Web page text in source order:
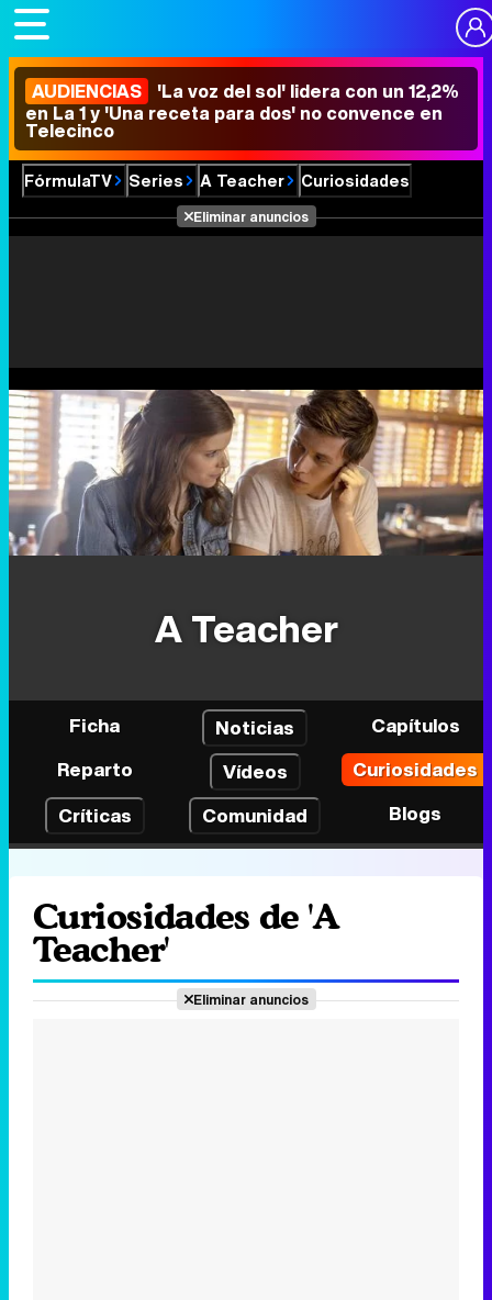
AUDIENCIAS 'La voz del sol' lidera con un 12,2%
en La 1 y 'Una receta para dos' no convence en
Telecinco
FórmulaTV Series A Teacher Curiosidades
Eliminar anuncios
A Teacher
Ficha Noticias
Capítulos
Reparto
Vídeos
Curiosidades
Críticas
Comunidad Blogs
Curiosidades de 'A
Teacher'
Eliminar anuncios